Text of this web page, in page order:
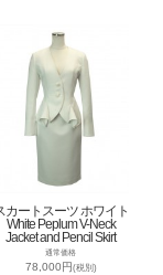
カートスーツ ホワイト
White Peplum V-Neck
Jacket and Pencil Skirt
通常価格
78,000円(税別)